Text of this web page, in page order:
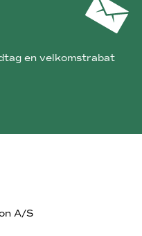
A/S
en velkomstrabat